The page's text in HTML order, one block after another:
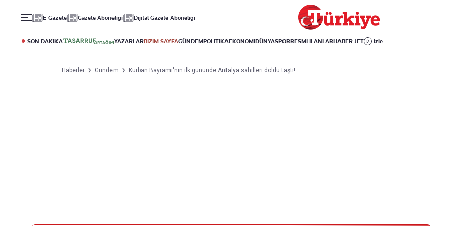
E-Gazete Gazete Aboneliği Dijital Gazete Aboneliği
SON DAKİKA YAZARLARBİZİM SAYFAGÜNDEMPOLİTİKAEKONOMİDÜNYASPORRESMİ İLANLARHABER JET İzle
Altın
Döviz
Kripto Para
Puan Durumu
Fikstür
Avrupa Ligi
Avrupa
Amerika
İsrail-Gazze
Yaşam
Sağlık
Yemek
Kitap
Haberler Gündem Kurban Bayramı'nın ilk gününde Antalya sahilleri doldu taştı!